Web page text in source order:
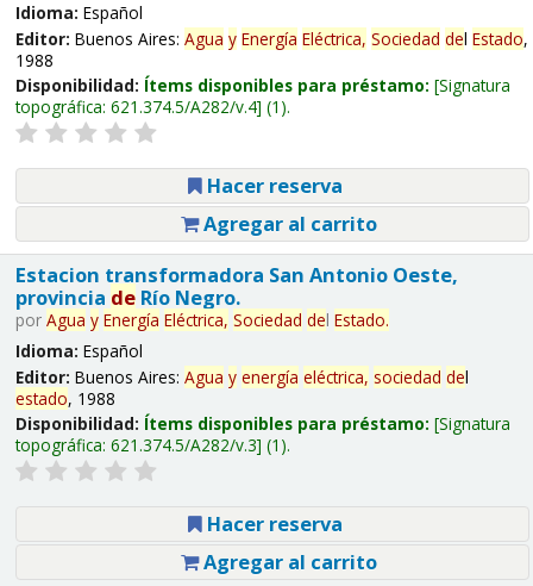
Idioma: Español
Editor: Buenos Aires: Agua y Energía Eléctrica, Sociedad del Estado,
1988
Disponibilidad: Ítems disponibles para préstamo: Signatura
topográfica: 621.374.5/A282/v.4 (1).
Hacer reserva
Agregar al carrito
Estacion transformadora San Antonio Oeste,
provincia deRío Negro.
por Agua y Energía Eléctrica, Sociedad del Estado.
Idioma: Español
Editor: Buenos Aires: Agua y energía eléctrica, sociedad del
estado, 1988
Disponibilidad: Ítems disponibles para préstamo: Signatura
topográfica: 621.374.5/A282/v.3 (1).
Hacer reserva
Agregar al carrito